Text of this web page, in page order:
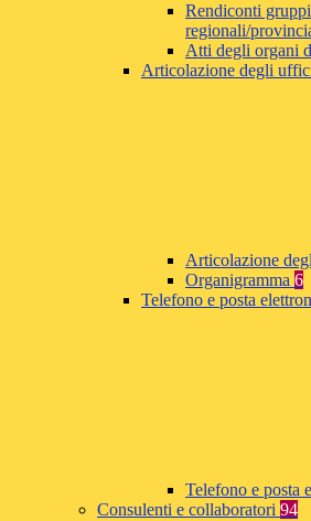
Rendiconti
regionali/
Atti degli organi
Articolazione degli
Articolazione
Organigramma 6
Telefono e posta
Telefono e posta
Consulenti e collaboratori 94